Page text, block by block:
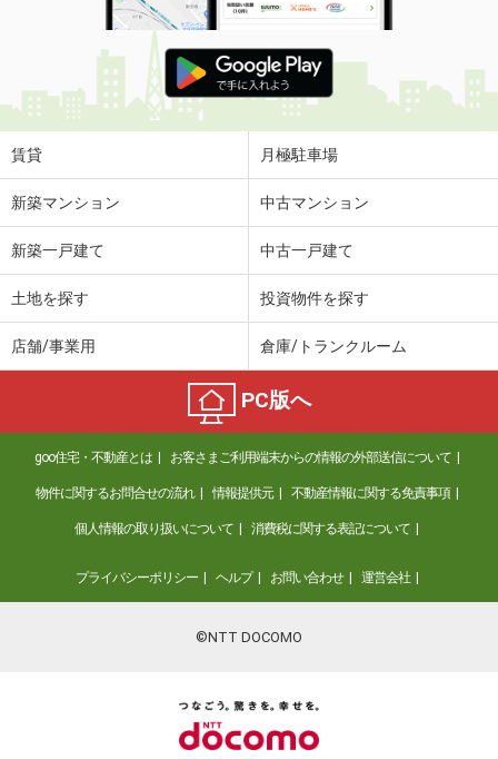
賃貸 月極駐車場
新築マンション 中古マンション
新築一戸建て 中古一戸建て
土地を探す 投資物件を探す
店舗/事業用 倉庫/トランクルーム
PC版へ
goo住宅・不動産とは お客さまご利用端末からの情報の外部送信について
物件に関するお問合せの流れ 情報提供元 不動産情報に関する免責事項
個人情報の取り扱いについて 消費税に関する表記について
プライバシーポリシー ヘルプ お問い合わせ 運営会社
©NTT DOCOMO